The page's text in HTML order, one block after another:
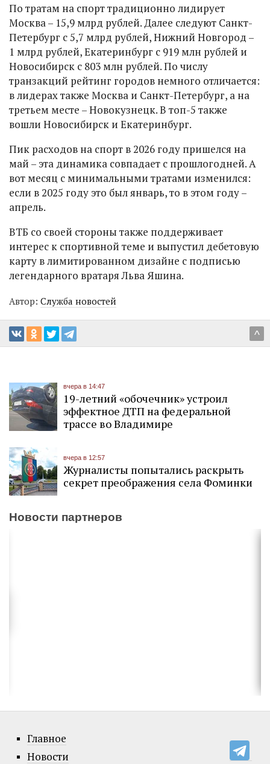
По тратам на спорт традиционно лидирует
Москва – 15,9 млрд рублей. Далее следуют Санкт-
Петербург с 5,7 млрд рублей, Нижний Новгород –
1 млрд рублей, Екатеринбург с 919 млн рублей и
Новосибирск с 803 млн рублей. По числу
транзакций рейтинг городов немного отличается:
в лидерах также Москва и Санкт-Петербург, а на
третьем месте – Новокузнецк. В топ-5 также
вошли Новосибирск и Екатеринбург.
Пик расходов на спорт в 2026 году пришелся на
май – эта динамика совпадает с прошлогодней. А
вот месяц с минимальными тратами изменился:
если в 2025 году это был январь, то в этом году –
апрель.
ВТБ со своей стороны также поддерживает
интерес к спортивной теме и выпустил дебетовую
карту в лимитированном дизайне с подписью
легендарного вратаря Льва Яшина.
Автор: Служба новостей
^
вчера в 14:47
19-летний «обочечник» устроил
эффектное ДТП на федеральной
трассе во Владимире
вчера в 12:57
Журналисты попытались раскрыть
секрет преображения села Фоминки
Новости партнеров
Главное
Новости